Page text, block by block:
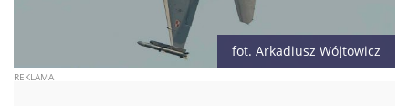
fot. Arkadiusz Wójtowicz